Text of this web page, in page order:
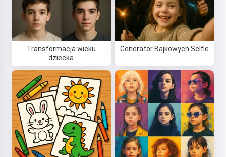
Transformacja wieku
dziecka
Generator Bajkowych Selfie
Cześć! Jestem Storiko 👋
Opowiadam magiczne сказки na